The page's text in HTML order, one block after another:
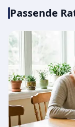
Passende